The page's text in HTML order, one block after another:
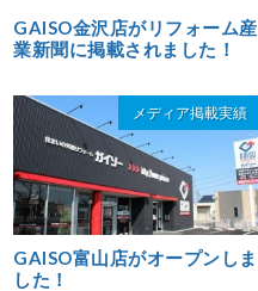
GAISO金沢店がリフォーム産
業新聞に掲載されました！
メディア掲載実績
GAISO富山店がオープンしま
した！